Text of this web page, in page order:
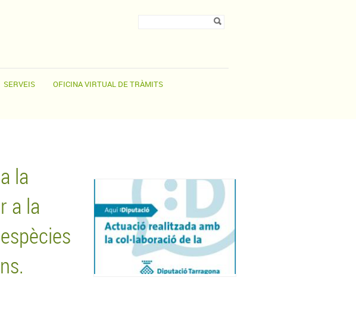
SERVEIS
OFICINA VIRTUAL DE TRÀMITS
la
a la